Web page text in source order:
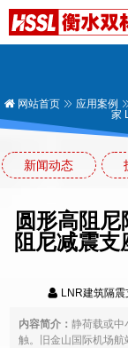
网站首页 应用案例
家
新闻动态
圆形高阻
阻尼减震
LNR建筑隔
内容简介：静荷载或中
触。旧金山国际机场航